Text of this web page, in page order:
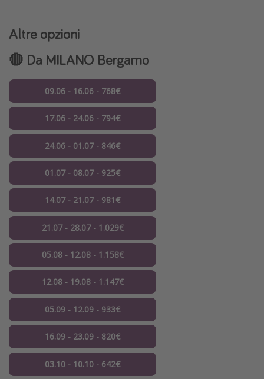
Altre opzioni
🔴 Da MILANO Bergamo
09.06 - 16.06 - 768€
17.06 - 24.06 - 794€
24.06 - 01.07 - 846€
01.07 - 08.07 - 925€
14.07 - 21.07 - 981€
21.07 - 28.07 - 1.029€
05.08 - 12.08 - 1.158€
12.08 - 19.08 - 1.147€
05.09 - 12.09 - 933€
16.09 - 23.09 - 820€
03.10 - 10.10 - 642€